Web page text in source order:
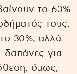
το 60%
τους,
30%, αλλά
δαπάνες για
όμως,